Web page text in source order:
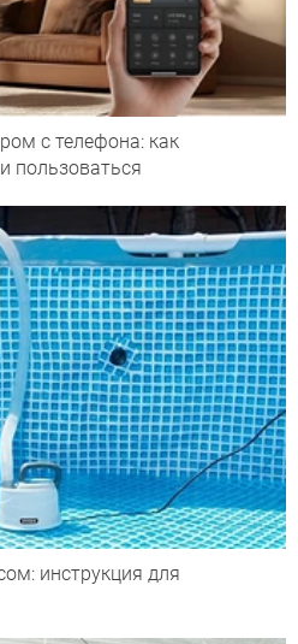
с телефона: как
пользоваться
инструкция для